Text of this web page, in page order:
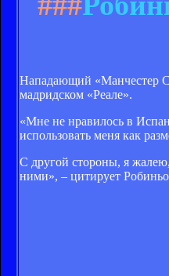
Нападающий «Манчестер
мадридском «Реале».
«Мне не нравилось в
использовать меня как
С другой стороны, я
ними», – цитирует